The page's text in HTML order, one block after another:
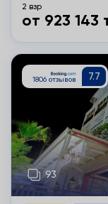
2 взр
от 923 143
Подробнее